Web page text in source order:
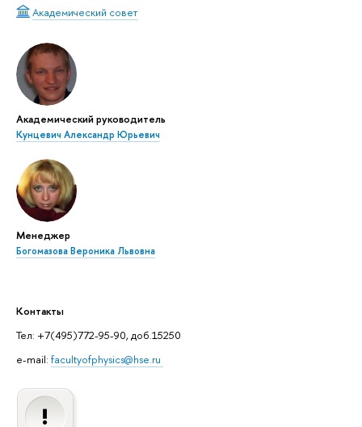
Академический совет
Академический руководитель
Кунцевич Александр Юрьевич
Менеджер
Богомазова Вероника Львовна
Контакты
Тел: +7(495)772-95-90, доб.15250
e-mail: facultyofphysics@hse.ru